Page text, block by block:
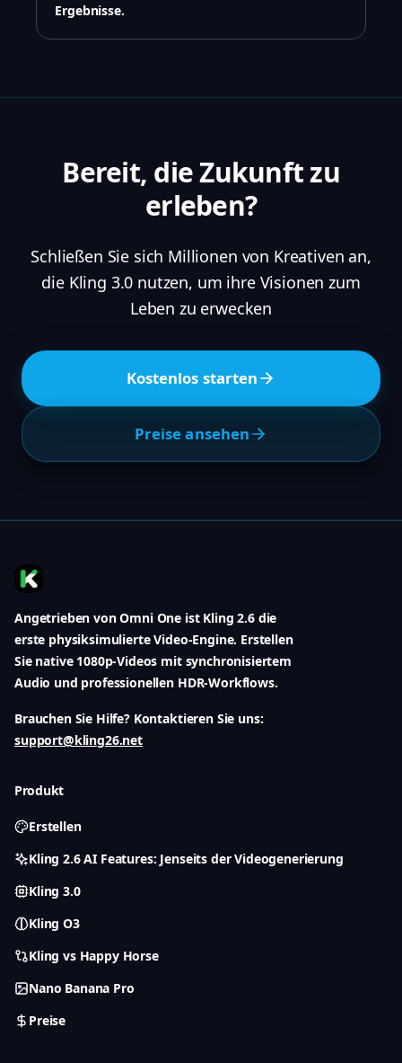
Ergebnisse.
Bereit, die Zukunft zu
erleben?
Schließen Sie sich Millionen von Kreativen an,
die Kling 3.0 nutzen, um ihre Visionen zum
Leben zu erwecken
Kostenlos starten
Preise ansehen
Angetrieben von Omni One ist Kling 2.6 die
erste physiksimulierte Video-Engine. Erstellen
Sie native 1080p-Videos mit synchronisiertem
Audio und professionellen HDR-Workflows.
Brauchen Sie Hilfe? Kontaktieren Sie uns:
support@kling26.net
Produkt
Erstellen
Kling 2.6 AI Features: Jenseits der Videogenerierung
Kling 3.0
Kling O3
Kling vs Happy Horse
Nano Banana Pro
Preise